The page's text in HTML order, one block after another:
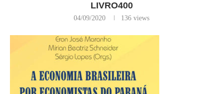
LIVRO400
04/09/2020 136 views